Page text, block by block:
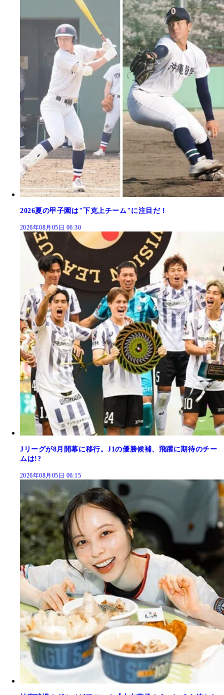
2026夏の甲子園は"下克上チーム"に注目だ！
2026年08月05日 06:30
Jリーグが8月開幕に移行。J1の優勝候補、飛躍に期待のチー
ムは!?
2026年08月05日 06:15